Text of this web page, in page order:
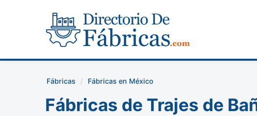
Fábricas Fábricas en México
Fábricas de Trajes de